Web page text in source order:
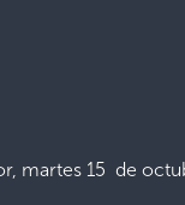
martes 15 de